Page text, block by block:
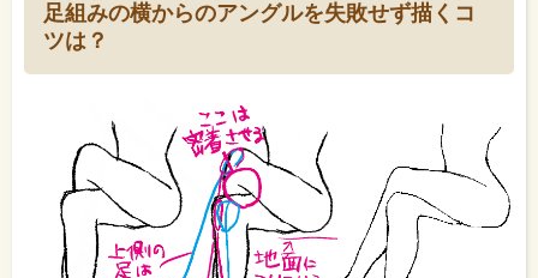
足組みの横からのアングルを失敗せず描くコ
ツは？